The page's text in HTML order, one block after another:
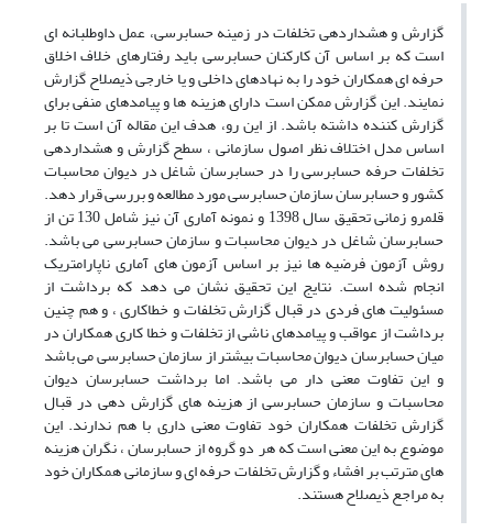
گزارش و هشداردهی تخلفات در زمینه حسابرسی، عمل داوطلبانه ای
است که بر اساس آن کارکنان حسابرسی باید رفتارهای خلاف اخلاق
حرفه ای همکاران خود را به نهادهای داخلی و یا خارجی ذیصلاح گزارش
نمایند. این گزارش ممکن است دارای هزینه ها و پیامدهای منفی برای
گزارش کننده داشته باشد. از این رو، هدف این مقاله آن است تا بر
اساس مدل اختلاف نظر اصول سازمانی ، سطح گزارش و هشداردهی
تخلفات حرفه حسابرسی را در حسابرسان شاغل در دیوان محاسبات
کشور و حسابرسان سازمان حسابرسی مورد مطالعه و بررسی قرار دهد.
قلمرو زمانی تحقیق سال 1398 و نمونه آماری آن نیز شامل 130 تن از
حسابرسان شاغل در دیوان محاسبات و سازمان حسابرسی می باشد.
روش آزمون فرضیه ها نیز بر اساس آزمون های آماری ناپارامتریک
انجام شده است. نتایج این تحقیق نشان می دهد که برداشت از
مسئولیت های فردی در قبال گزارش تخلفات و خطاکاری ، و هم چنین
برداشت از عواقب و پیامدهای ناشی از تخلفات و خطا کاری همکاران در
میان حسابرسان دیوان محاسبات بیشتر از سازمان حسابرسی می باشد
و این تفاوت معنی دار می باشد. اما برداشت حسابرسان دیوان
محاسبات و سازمان حسابرسی از هزینه های گزارش دهی در قبال
گزارش تخلفات همکاران خود تفاوت معنی داری با هم ندارند. این
موضوع به این معنی است که هر دو گروه از حسابرسان ، نگران هزینه
های مترتب بر افشاء و گزارش تخلفات حرفه ای و سازمانی همکاران خود
به مراجع ذیصلاح هستند.